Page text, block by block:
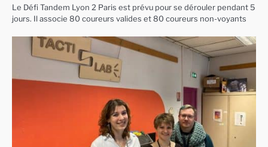
Le Défi Tandem Lyon 2 Paris est prévu pour se dérouler pendant 5
jours. Il associe 80 coureurs valides et 80 coureurs non-voyants